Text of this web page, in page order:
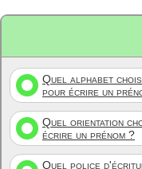
Quel alphabet
pour écrire un
Quel orientation
écrire un prénom ?
Quel police